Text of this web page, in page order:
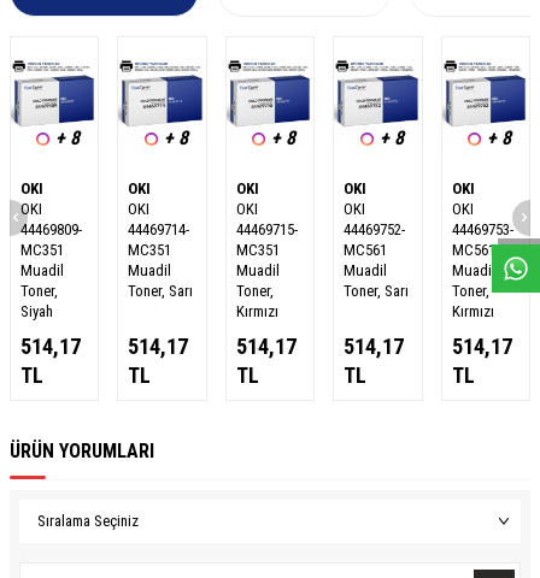
W
h
a
s
a
p
p
D
e
s
e
H
a
t
t
+ 8
OKI
OKI
44469809-
MC351
Muadil
Toner,
Siyah
514,17
TL
+ 8
OKI
OKI
44469714-
MC351
Muadil
Toner, Sarı
514,17
TL
+ 8
OKI
OKI
44469715-
MC351
Muadil
Toner,
Kırmızı
514,17
TL
+ 8
OKI
OKI
44469752-
MC561
Muadil
Toner, Sarı
514,17
TL
+ 8
OKI
OKI
44469753-
MC561
Muadil
Toner,
Kırmızı
514,17
TL
ÜRÜN YORUMLARI